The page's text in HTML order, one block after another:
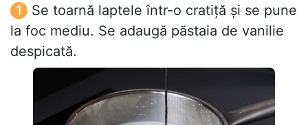
Se toarnă laptele într-o cratiță și se pune
la foc mediu. Se adaugă păstaia de vanilie
despicată.